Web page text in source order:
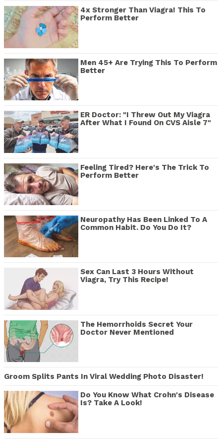
4x Stronger Than Viagra! This To
Perform Better
Men 45+ Are Trying This To Perform
Better
ER Doctor: "I Threw Out My Viagra
After What I Found On CVS Aisle 7"
Feeling Tired? Here's The Trick To
Perform Better
Neuropathy Has Been Linked To A
Common Habit. Do You Do It?
Sex Can Last 3 Hours Without
Viagra, Try This Recipe!
The Hemorrhoids Secret Your
Doctor Never Mentioned
Groom Splits Pants In Viral Wedding Photo Disaster!
Do You Know What Crohn's Disease
Is? Take A Look!